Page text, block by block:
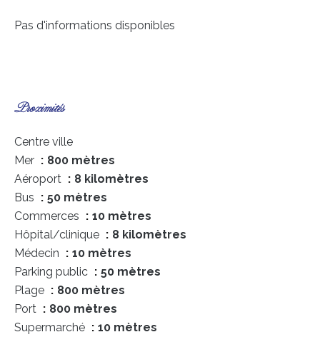
Pas d'informations disponibles
Proximités
Centre ville
Mer
800 mètres
Aéroport
8 kilomètres
Bus
50 mètres
Commerces
10 mètres
Hôpital/clinique
8 kilomètres
Médecin
10 mètres
Parking public
50 mètres
Plage
800 mètres
Port
800 mètres
Supermarché
10 mètres